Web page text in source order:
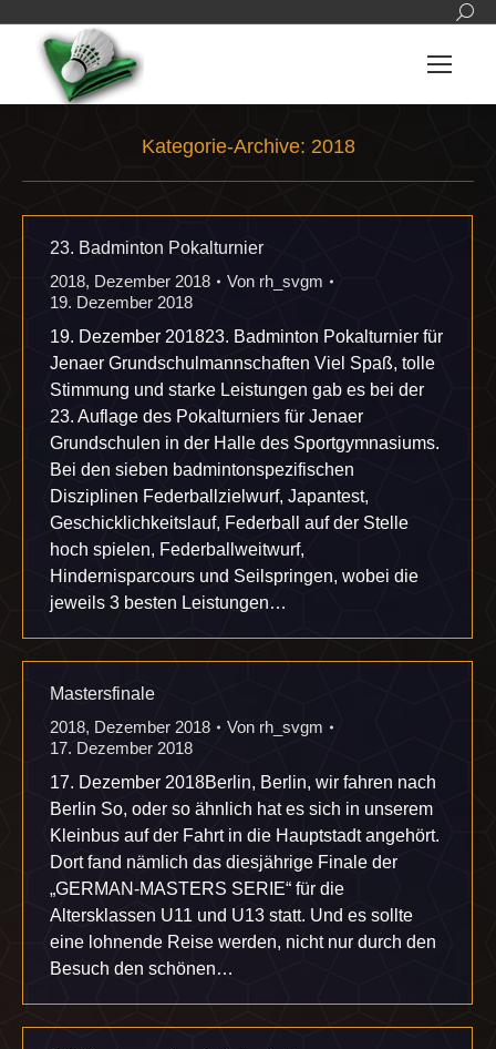
Kategorie-Archive: 2018
23. Badminton Pokalturnier
2018, Dezember 2018 Von rh_svgm
19. Dezember 2018
19. Dezember 201823. Badminton Pokalturnier für
Jenaer Grundschulmannschaften Viel Spaß, tolle
Stimmung und starke Leistungen gab es bei der
23. Auflage des Pokalturniers für Jenaer
Grundschulen in der Halle des Sportgymnasiums.
Bei den sieben badmintonspezifischen
Disziplinen Federballzielwurf, Japantest,
Geschicklichkeitslauf, Federball auf der Stelle
hoch spielen, Federballweitwurf,
Hindernisparcours und Seilspringen, wobei die
jeweils 3 besten Leistungen…
Mastersfinale
2018, Dezember 2018 Von rh_svgm
17. Dezember 2018
17. Dezember 2018Berlin, Berlin, wir fahren nach
Berlin So, oder so ähnlich hat es sich in unserem
Kleinbus auf der Fahrt in die Hauptstadt angehört.
Dort fand nämlich das diesjährige Finale der
„GERMAN-MASTERS SERIE“ für die
Altersklassen U11 und U13 statt. Und es sollte
eine lohnende Reise werden, nicht nur durch den
Besuch den schönen…